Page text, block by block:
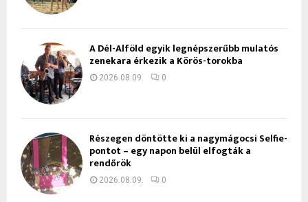
A Dél-Alföld egyik legnépszerűbb mulatós
zenekara érkezik a Körös-torokba
2026.08.09. 0
Részegen döntötte ki a nagymágocsi Selfie-
pontot – egy napon belül elfogták a
rendőrök
2026.08.09. 0